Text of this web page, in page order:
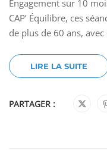
Engagement sur 10
CAP’ Équilibre, ces
de plus de 60 ans,
LIRE LA SUITE
PARTAGER :